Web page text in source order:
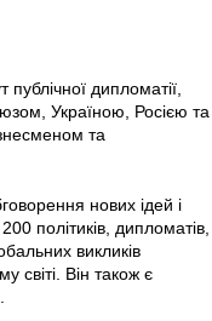
дипломатії,
Україною, Росією та
та
нових ідей і
політиків, дипломатів,
викликів
світі. Він також є